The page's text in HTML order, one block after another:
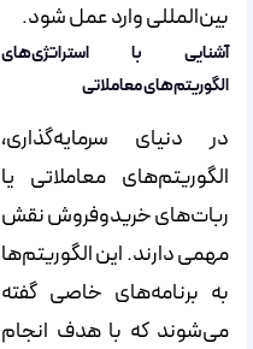
بین‌المللی وارد عمل شود.
آشنایی با استراتژی‌های
الگوریتم‌های معاملاتی
در دنیای سرمایه‌گذاری،
الگوریتم‌های معاملاتی یا
ربات‌های خرید‌و‌فروش نقش
مهمی دارند. این الگوریتم‌ها
به برنامه‌های خاصی گفته
می‌شوند که با هدف انجام